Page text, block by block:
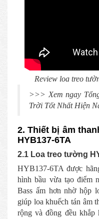
Review loa treo
>>> Xem ngay
Trời Tốt Nhất Hiện
2. Thiết bị âm
HYB137-6TA
2.1 Loa treo tường
HYB137-6TA được
hình bầu vừa tạo điểm
Bass ấm hơn nhờ hộp
giúp loa khuếch tán âm
rộng và đồng đều